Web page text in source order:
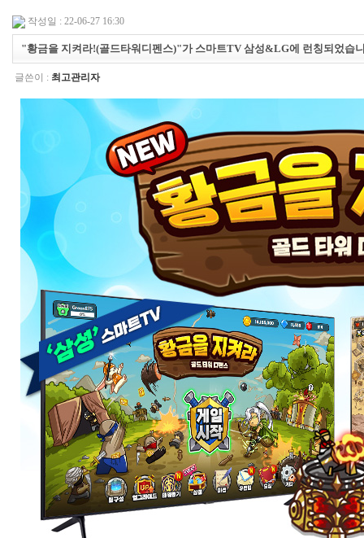
작성일 : 22-06-27 16:30
"황금을 지켜라!(골드타워디펜스)"가 스마트TV 삼성&LG에 런칭되었습
글쓴이 : 최고관리자